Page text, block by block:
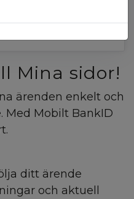
Registrera dig här!
Mina sidor!
ärenden enkelt och
Med Mobilt BankID
ditt ärende
och aktuell